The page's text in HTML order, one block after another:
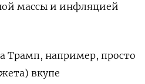
массы и инфляцией
Трамп, например, просто
вкупе